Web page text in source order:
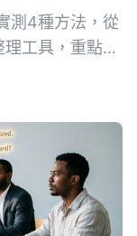
測4種方法，從
工具，重點比